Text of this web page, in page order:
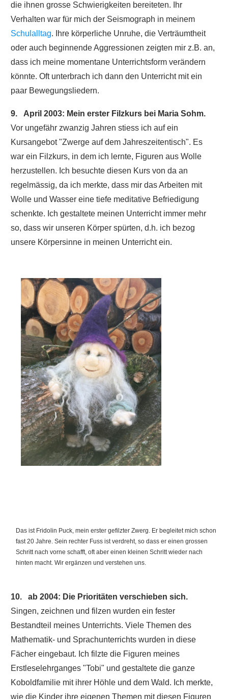
die ihnen grosse Schwierigkeiten bereiteten. Ihr
Verhalten war für mich der Seismograph in meinem
Schulalltag. Ihre körperliche Unruhe, die Verträumtheit
oder auch beginnende Aggressionen zeigten mir z.B. an,
dass ich meine momentane Unterrichtsform verändern
könnte. Oft unterbrach ich dann den Unterricht mit ein
paar Bewegungsliedern.
9. April 2003: Mein erster Filzkurs bei Maria Sohm.
Vor ungefähr zwanzig Jahren stiess ich auf ein
Kursangebot "Zwerge auf dem Jahreszeitentisch". Es
war ein Filzkurs, in dem ich lernte, Figuren aus Wolle
herzustellen. Ich besuchte diesen Kurs von da an
regelmässig, da ich merkte, dass mir das Arbeiten mit
Wolle und Wasser eine tiefe meditative Befriedigung
schenkte. Ich gestaltete meinen Unterricht immer mehr
so, dass wir unseren Körper spürten, d.h. ich bezog
unsere Körpersinne in meinen Unterricht ein.
Das ist Fridolin Puck, mein erster gefilzter Zwerg. Er begleitet mich schon
fast 20 Jahre. Sein rechter Fuss ist verdreht, so dass er einen grossen
Schritt nach vorne schafft, oft aber einen kleinen Schritt wieder nach
hinten macht. Wir ergänzen und verstehen uns.
10. ab 2004: Die Prioritäten verschieben sich.
Singen, zeichnen und filzen wurden ein fester
Bestandteil meines Unterrichts. Viele Themen des
Mathematik- und Sprachunterrichts wurden in diese
Fächer eingebaut. Ich filzte die Figuren meines
Erstleselehrganges "Tobi" und gestaltete die ganze
Koboldfamilie mit ihrer Höhle und dem Wald. Ich merkte,
wie die Kinder ihre eigenen Themen mit diesen Figuren